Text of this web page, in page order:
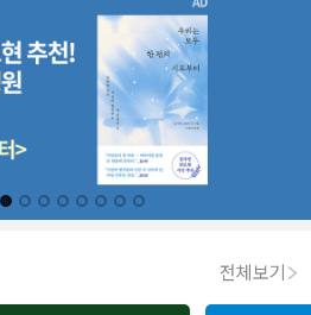
전체보기